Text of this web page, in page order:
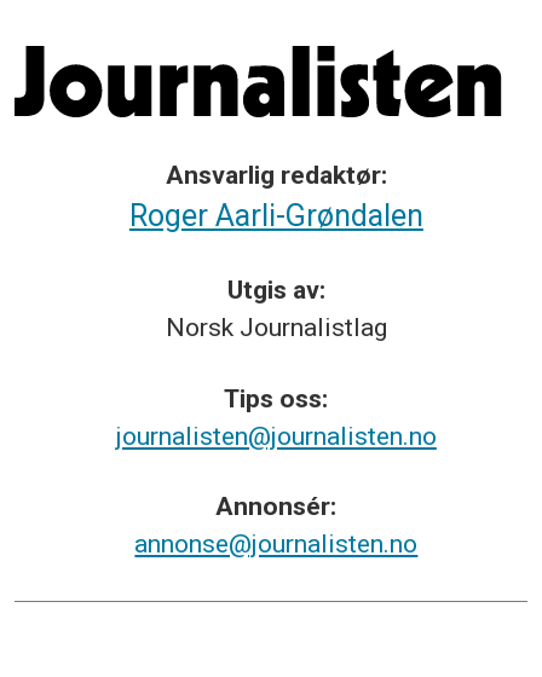
Ansvarlig redaktør:
Roger Aarli-Grøndalen
Utgis av:
Norsk Journalistlag
Tips oss:
journalisten@journalisten.no
Annonsér:
annonse@journalisten.no